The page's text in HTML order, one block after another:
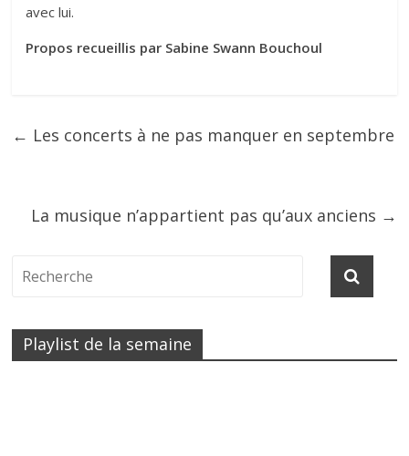
avec lui.
Propos recueillis par Sabine Swann Bouchoul
← Les concerts à ne pas manquer en septembre
La musique n’appartient pas qu’aux anciens →
Playlist de la semaine